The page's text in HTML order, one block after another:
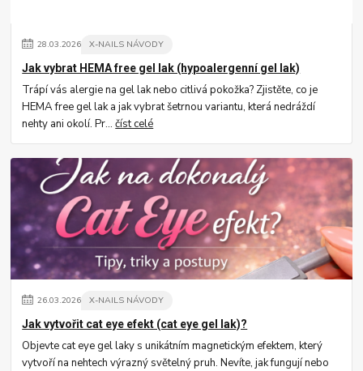
28.03.2026 X-NAILS NÁVODY
Jak vybrat HEMA free gel lak (hypoalergenní gel lak)
Trápí vás alergie na gel lak nebo citlivá pokožka? Zjistěte, co je
HEMA free gel lak a jak vybrat šetrnou variantu, která nedráždí
nehty ani okolí. Pr...číst celé
26.03.2026 X-NAILS NÁVODY
Jak vytvořit cat eye efekt (cat eye gel lak)?
Objevte cat eye gel laky s unikátním magnetickým efektem, který
vytvoří na nehtech výrazný světelný pruh. Nevíte, jak fungují nebo